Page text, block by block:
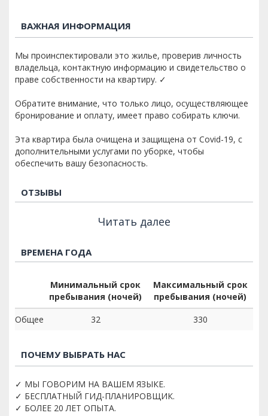
ВАЖНАЯ ИНФОРМАЦИЯ
Мы проинспектировали это жилье, проверив личность
владельца, контактную информацию и свидетельство о
праве собственности на квартиру. ✓
Обратите внимание, что только лицо, осуществляющее
бронирование и оплату, имеет право собирать ключи.
Эта квартира была очищена и защищена от Covid-19, с
дополнительными услугами по уборке, чтобы
обеспечить вашу безопасность.
ОТЗЫВЫ
Читать далее
ВРЕМЕНА ГОДА
Минимальный срок
пребывания (ночей)
Максимальный срок
пребывания (ночей)
Общее
32 330
ПОЧЕМУ ВЫБРАТЬ НАС
✓ МЫ ГОВОРИМ НА ВАШЕМ ЯЗЫКЕ.
✓ БЕСПЛАТНЫЙ ГИД-ПЛАНИРОВЩИК.
✓ БОЛЕЕ 20 ЛЕТ ОПЫТА.